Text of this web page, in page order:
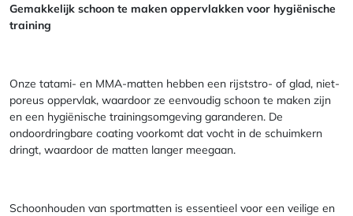
Gemakkelijk schoon te maken oppervlakken voor hygiënische
training
Onze tatami- en MMA-matten hebben een rijststro- of glad, niet-
poreus oppervlak, waardoor ze eenvoudig schoon te maken zijn
en een hygiënische trainingsomgeving garanderen. De
ondoordringbare coating voorkomt dat vocht in de schuimkern
dringt, waardoor de matten langer meegaan.
Schoonhouden van sportmatten is essentieel voor een veilige en